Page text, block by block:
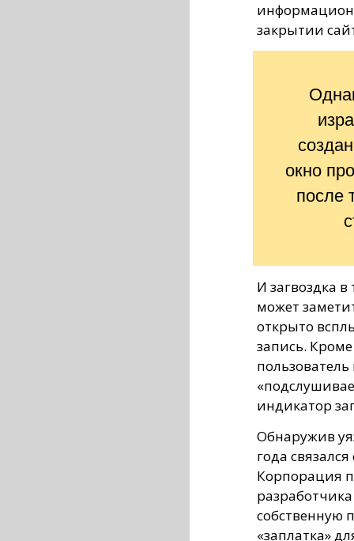
закрытии
окно
после
И загвоздка в
может
открыто
запись.
индикатор
Обнаружив
года
Корпорация
собственную
«заплатка»